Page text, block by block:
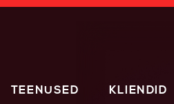
TEENUSED KLIENDID